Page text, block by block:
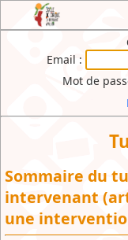
JEX :
Email :
Mot de
Sommaire du
intervenant
une